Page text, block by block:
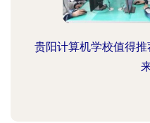
贵阳计算机学校值得